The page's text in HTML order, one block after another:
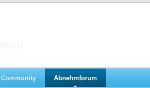
Community Abnehmforum